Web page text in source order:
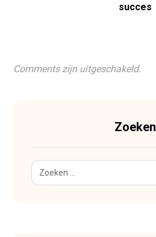
succes
Comments zijn uitgeschakeld.
Zoeken